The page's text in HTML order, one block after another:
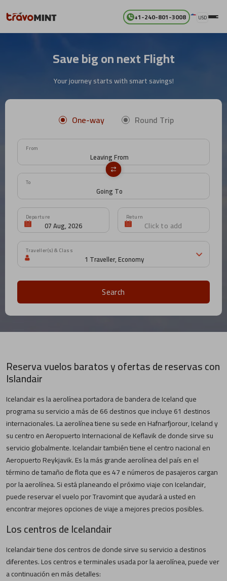
+1-240-801-3008 USD
One-way Round Trip
From
To
Departure Return
Traveller(s) & Class
Search
Save big on next Flight
Your journey starts with smart savings!
Reserva vuelos baratos y ofertas de reservas con
Islandair
Icelandair es la aerolínea portadora de bandera de Iceland que
programa su servicio a más de 66 destinos que incluye 61 destinos
internacionales. La aerolínea tiene su sede en Hafnarfjorour, Iceland y
su centro en Aeropuerto Internacional de Keflavik de donde sirve su
servicio globalmente. Icelandair también tiene el centro nacional en
Aeropuerto Reykjavik. Es la más grande aerolínea del país en el
término de tamaño de flota que es 47 e números de pasajeros cargan
por la aerolínea. Si está planeando el próximo viaje con Icelandair,
puede reservar el vuelo por Travomint que ayudará a usted en
encontrar mejores opciones de viaje a mejores precios posibles.
Los centros de Icelandair
Icelandair tiene dos centros de donde sirve su servicio a destinos
diferentes. Los centros e terminales usada por la aerolínea, puede ver
a continuación en más detalles: